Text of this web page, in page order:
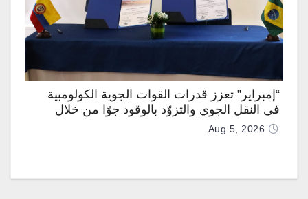
“إمبراير” تعزز قدرات القوات الجوية الكولومبية
في النقل الجوي والتزوّد بالوقود جوًا من خلال
تزويدها بطائرتي “كيه سي-390 ميلينيوم”
Aug 5, 2026